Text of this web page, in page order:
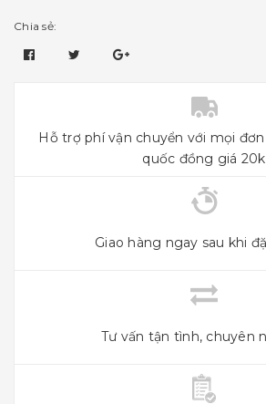
Chia sẻ:
Hỗ trợ phí vận chuyển với mọi
quốc đồng giá 20k
Giao hàng ngay sau khi
Tư vấn tận tình, chuyên